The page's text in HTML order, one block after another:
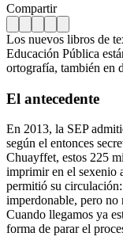
Compartir
Los nuevos libros de
Educación Pública
ortografía, también en
El antecedente
En 2013, la SEP
según el entonces
Chuayffet, estos 225
imprimir en el sexenio
permitió su
imperdonable, pero no
Cuando llegamos ya
forma de parar el